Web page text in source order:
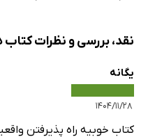
نقد، بررسی و نظرات کتاب
یگانه
۱۴۰۴/۱۱/۲۸
کتاب خوبیه راه پذیرفتن